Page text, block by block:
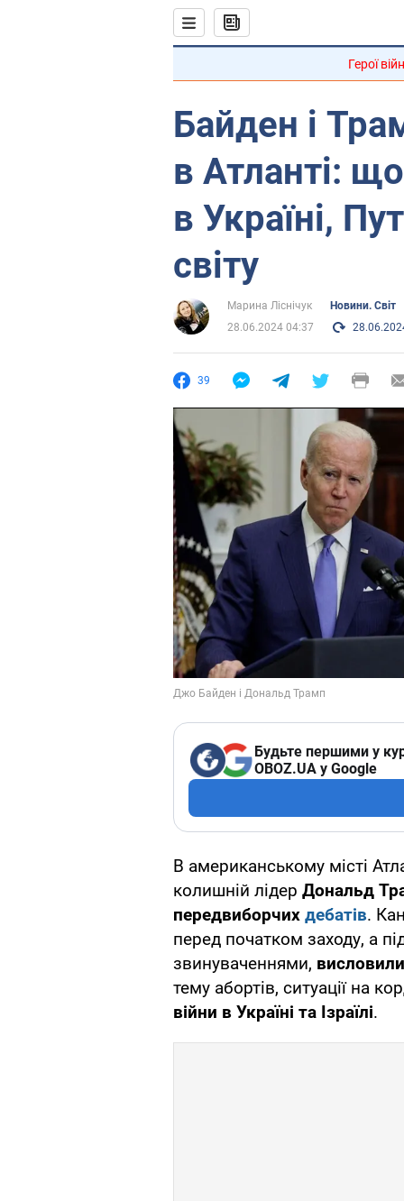
Герої
Байден і
в Атланті:
в Україні,
світу
Марина Ліснічук
Новини. Світ
28.06.2024 04:37
39
Будьте першими у
OBOZ.UA у Google
В американському місті
колишній лідер Дональд
передвиборчих дебатів.
перед початком заходу, а
звинуваченнями,
тему абортів, ситуації на
війни в Україні та Ізраїлі.